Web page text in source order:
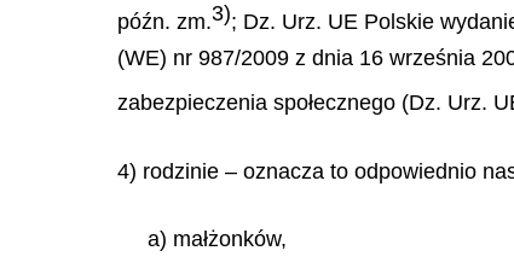
późn. zm.3); Dz. Urz. UE Polskie
(WE) nr 987/2009 z dnia 16 września
zabezpieczenia społecznego (Dz. Urz.
4) rodzinie – oznacza to odpowiednio
a) małżonków,